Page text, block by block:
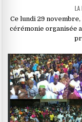
LA
Ce lundi 29 novembre,
cérémonie organisée